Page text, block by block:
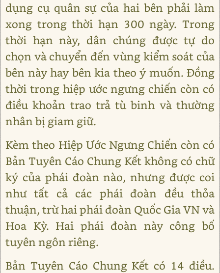
dụng cụ quân sự của hai bên phải làm
xong trong thời hạn 300 ngày. Trong
thời hạn này, dân chúng được tự do
chọn và chuyển đến vùng kiểm soát của
bên này hay bên kia theo ý muốn. Đồng
thời trong hiệp ước ngưng chiến còn có
điều khoản trao trả tù binh và thường
nhân bị giam giữ.
Kèm theo Hiệp Ước Ngưng Chiến còn có
Bản Tuyên Cáo Chung Kết không có chữ
ký của phái đoàn nào, nhưng được coi
như tất cả các phái đoàn đều thỏa
thuận, trừ hai phái đoàn Quốc Gia VN và
Hoa Kỳ. Hai phái đoàn này công bố
tuyên ngôn riêng.
Bản Tuyên Cáo Chung Kết có 14 điều.